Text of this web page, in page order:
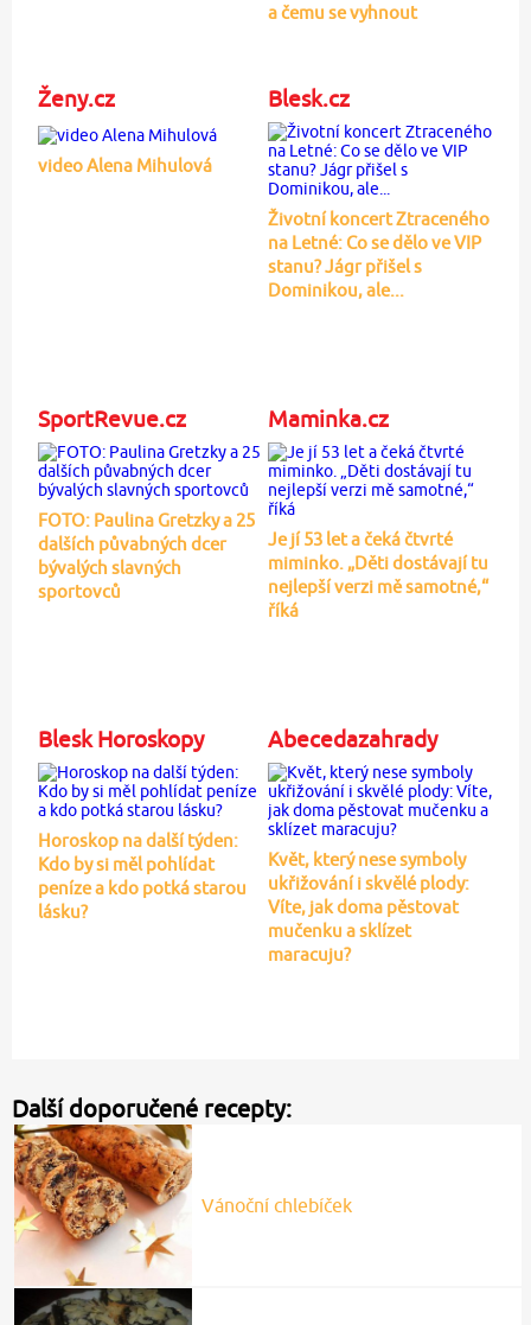
a čemu se vyhnout
Ženy.cz
video Alena Mihulová
Blesk.cz
Životní koncert Ztraceného
na Letné: Co se dělo ve VIP
stanu? Jágr přišel s
Dominikou, ale...
SportRevue.cz
FOTO: Paulina Gretzky a 25
dalších půvabných dcer
bývalých slavných
sportovců
Maminka.cz
Je jí 53 let a čeká čtvrté
miminko. „Děti dostávají tu
nejlepší verzi mě samotné,“
říká
Blesk Horoskopy
Horoskop na další týden:
Kdo by si měl pohlídat
peníze a kdo potká starou
lásku?
Abecedazahrady
Květ, který nese symboly
ukřižování i skvělé plody:
Víte, jak doma pěstovat
mučenku a sklízet
maracuju?
Další doporučené recepty:
Vánoční chlebíček